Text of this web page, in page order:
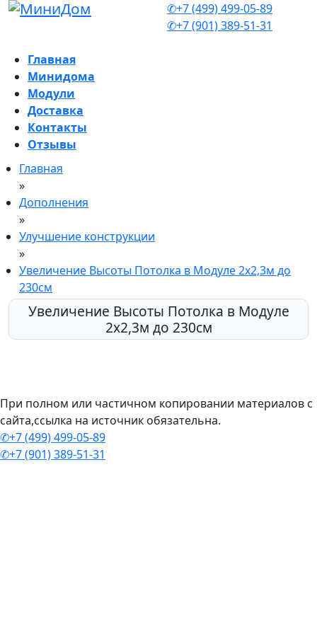
✆+7 (499) 499-05-89
✆+7 (901) 389-51-31
Главная
Минидома
Модули
Доставка
Контакты
Отзывы
Главная
»
Дополнения
»
Улучшение конструкции
»
Увеличение Высоты Потолка в Модуле 2х2,3м до
230см
Увеличение Высоты Потолка в Модуле
2х2,3м до 230см
При полном или частичном копировании материалов с
сайта,ссылка на источник обязательна.
✆+7 (499) 499-05-89
✆+7 (901) 389-51-31